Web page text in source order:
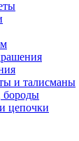
и талисманы
бороды
цепочки